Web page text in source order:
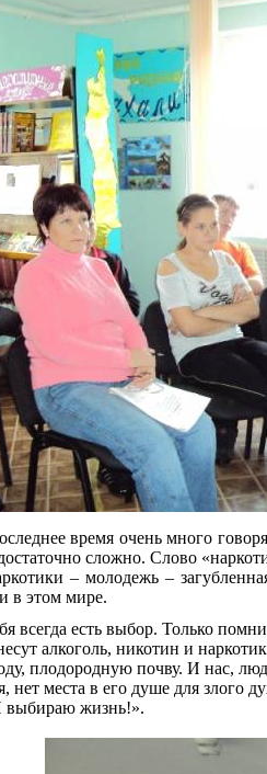
время очень много
сложно. Слово
– молодежь –
в этом мире.
есть выбор. Только помни,
алкоголь, никотин и
плодородную почву. И нас,
нет места в его душе для злого
выбираю жизнь!».